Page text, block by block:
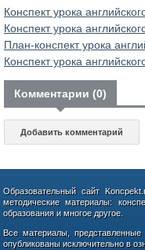
Конспект урока
Конспект урока
План-конспект урока
Конспект урока
Комментарии (0)
Добавить комментарий
Образовательный сайт
методические материалы:
образования и многое другое.
Все материалы,
опубликованы исключительно в